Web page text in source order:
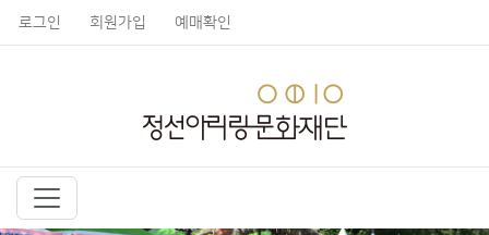
로그인 회원가입 예매확인